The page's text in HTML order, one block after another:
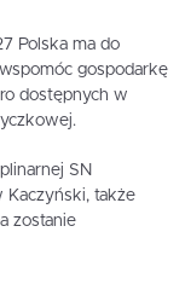
Polska ma do
gospodarkę
dostępnych w
SN
Kaczyński, także
zostanie